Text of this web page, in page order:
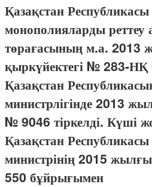
Қазақстан
монополияларды реттеу
төрағасының м.а. 2013
қыркүйектегі № 283-
Қазақстан
министрлігінде 2013
№ 9046 тіркелді. Күші
Қазақстан
министрінің 2015
550 бұйрығымен